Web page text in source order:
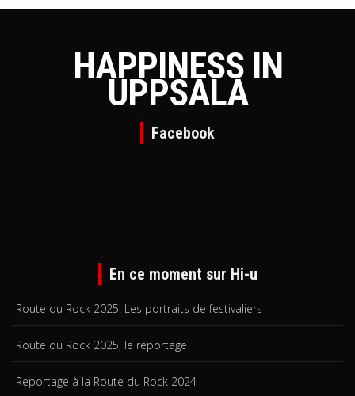
HAPPINESS IN
UPPSALA
Facebook
En ce moment sur Hi-u
Route du Rock 2025. Les portraits de festivaliers
Route du Rock 2025, le reportage
Reportage à la Route du Rock 2024